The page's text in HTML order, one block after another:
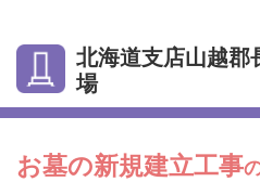
北海道支店山越郡
場
お墓の新規建立工事